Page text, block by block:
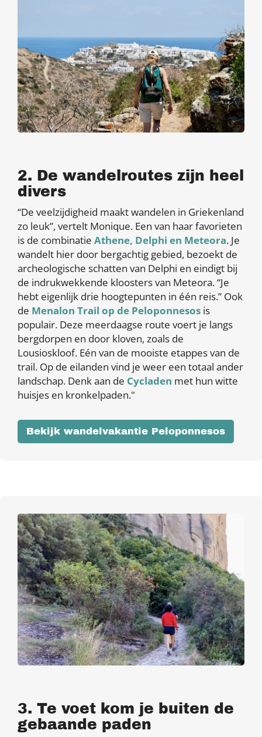
2. De wandelroutes zijn heel
divers
“De veelzijdigheid maakt wandelen in Griekenland
zo leuk”, vertelt Monique. Een van haar favorieten
is de combinatie Athene, Delphi en Meteora. Je
wandelt hier door bergachtig gebied, bezoekt de
archeologische schatten van Delphi en eindigt bij
de indrukwekkende kloosters van Meteora. “Je
hebt eigenlijk drie hoogtepunten in één reis.” Ook
de Menalon Trail op de Peloponnesos is
populair. Deze meerdaagse route voert je langs
bergdorpen en door kloven, zoals de
Lousioskloof. Eén van de mooiste etappes van de
trail. Op de eilanden vind je weer een totaal ander
landschap. Denk aan de Cycladen met hun witte
huisjes en kronkelpaden."
Bekijk wandelvakantie Peloponnesos
3. Te voet kom je buiten de
gebaande paden